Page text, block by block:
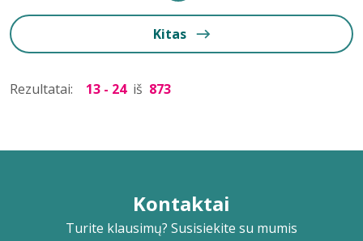
Kitas
Rezultatai: 13 - 24 iš 873
Kontaktai
Turite klausimų? Susisiekite su mumis